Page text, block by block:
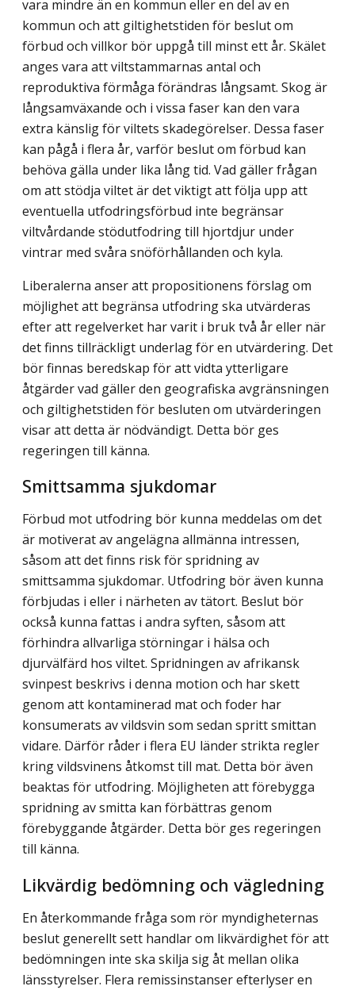
vara mindre än en kommun eller en del av en
kommun och att giltig­hetstiden för beslut om
förbud och villkor bör uppgå till minst ett år. Skälet
anges vara att viltstammarnas antal och
reproduktiva förmåga förändras långsamt. Skog är
långsamväxande och i vissa faser kan den vara
extra känslig för viltets skadegörelser. Dessa faser
kan pågå i flera år, varför beslut om förbud kan
behöva gälla under lika lång tid. Vad gäller frågan
om att stödja viltet är det viktigt att följa upp att
eventuella utfodringsförbud inte begränsar
viltvårdande stödutfodring till hjortdjur under
vintrar med svåra snöförhållanden och kyla.
Liberalerna anser att propositionens förslag om
möjlighet att begränsa utfodring ska utvärderas
efter att regelverket har varit i bruk två år eller när
det finns tillräckligt underlag för en utvärdering. Det
bör finnas beredskap för att vidta ytterligare
åtgärder vad gäller den geografiska avgränsningen
och giltighetstiden för besluten om utvär­deringen
visar att detta är nödvändigt. Detta bör ges
regeringen till känna.
Smittsamma sjukdomar
Förbud mot utfodring bör kunna meddelas om det
är motiverat av angelägna allmänna intressen,
såsom att det finns risk för spridning av
smittsamma sjukdomar. Utfodring bör även kunna
förbjudas i eller i närheten av tätort. Beslut bör
också kunna fattas i andra syften, såsom att
förhindra allvarliga störningar i hälsa och
djurvälfärd hos viltet. Spridningen av afrikansk
svinpest beskrivs i denna motion och har skett
genom att kontaminerad mat och foder har
konsumerats av vildsvin som sedan spritt smittan
vidare. Därför råder i flera EU länder strikta regler
kring vildsvinens åtkomst till mat. Detta bör även
beaktas för utfodring. Möjligheten att förebygga
spridning av smitta kan förbättras genom
förebyggande åtgärder. Detta bör ges regeringen
till känna.
Likvärdig bedömning och vägledning
En återkommande fråga som rör myndigheternas
beslut generellt sett handlar om likvärdighet för att
bedömningen inte ska skilja sig åt mellan olika
länsstyrelser. Flera remissinstanser efterlyser en